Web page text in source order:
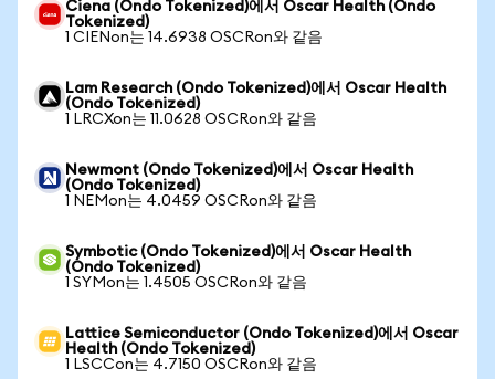
Ciena (Ondo Tokenized)에서 Oscar Health (Ondo
Tokenized)
1 CIENon는 14.6938 OSCRon와 같음
Lam Research (Ondo Tokenized)에서 Oscar Health
(Ondo Tokenized)
1 LRCXon는 11.0628 OSCRon와 같음
Newmont (Ondo Tokenized)에서 Oscar Health
(Ondo Tokenized)
1 NEMon는 4.0459 OSCRon와 같음
Symbotic (Ondo Tokenized)에서 Oscar Health
(Ondo Tokenized)
1 SYMon는 1.4505 OSCRon와 같음
Lattice Semiconductor (Ondo Tokenized)에서 Oscar
Health (Ondo Tokenized)
1 LSCCon는 4.7150 OSCRon와 같음